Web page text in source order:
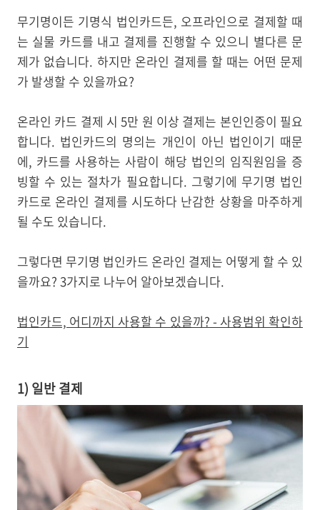
무기명이든 기명식 법인카드든, 오프라인으로 결제할 때
는 실물 카드를 내고 결제를 진행할 수 있으니 별다른 문
제가 없습니다. 하지만 온라인 결제를 할 때는 어떤 문제
가 발생할 수 있을까요?
온라인 카드 결제 시 5만 원 이상 결제는 본인인증이 필요
합니다. 법인카드의 명의는 개인이 아닌 법인이기 때문
에, 카드를 사용하는 사람이 해당 법인의 임직원임을 증
빙할 수 있는 절차가 필요합니다. 그렇기에 무기명 법인
카드로 온라인 결제를 시도하다 난감한 상황을 마주하게
될 수도 있습니다.
그렇다면 무기명 법인카드 온라인 결제는 어떻게 할 수 있
을까요? 3가지로 나누어 알아보겠습니다.
법인카드, 어디까지 사용할 수 있을까? - 사용범위 확인하
기
1) 일반 결제